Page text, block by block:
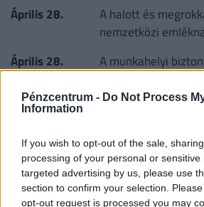
Pénzcentrum - Do Not Process
Information
If you wish to opt-out of the sale,
processing of your personal or
targeted advertising by us, please use
section to confirm your selection.
opt-out request is processed you may
Április 28.
A halott és
nemzetközi
Április 28.
A munkahelyi
Április 29.
Zajvédelmi világnap
Április 29.
A vakvezető
Április 29.
A tánc világnapja
Április 30.
A katonazene napja